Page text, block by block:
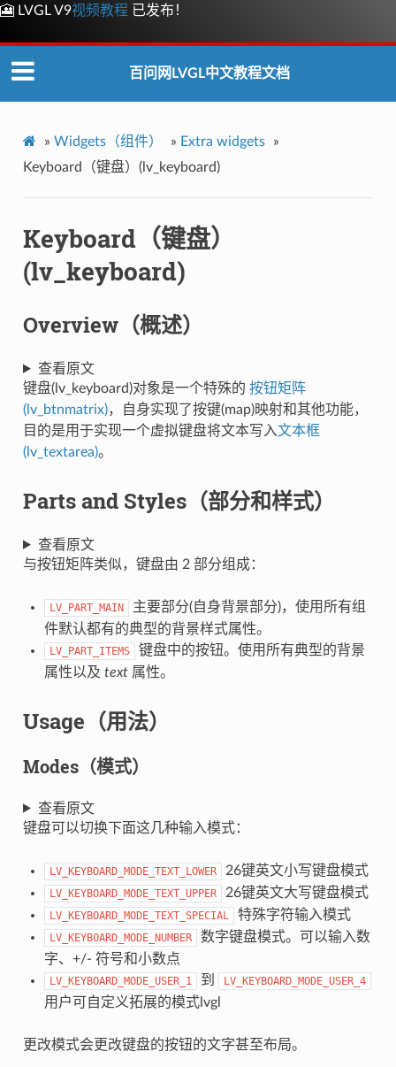
🎦 LVGL V9视频教程 已发布！
百问网LVGL中文教程文档
» Widgets（组件） » Extra widgets
»
Keyboard（键盘）(lv_keyboard)
Keyboard（键盘）
(lv_keyboard)
Overview（概述）
查看原文
键盘(lv_keyboard)对象是一个特殊的 按钮矩阵
(lv_btnmatrix)，自身实现了按键(map)映射和其他功能，
目的是用于实现一个虚拟键盘将文本写入文本框
(lv_textarea)。
Parts and Styles（部分和样式）
查看原文
与按钮矩阵类似，键盘由 2 部分组成：
LV_PART_MAIN
主要部分(自身背景部分)，使用所有组
件默认都有的典型的背景样式属性。
LV_PART_ITEMS
键盘中的按钮。使用所有典型的背景
属性以及 text属性。
Usage（用法）
Modes（模式）
查看原文
键盘可以切换下面这几种输入模式：
LV_KEYBOARD_MODE_TEXT_LOWER 26键英文小写键盘模式
LV_KEYBOARD_MODE_TEXT_UPPER 26键英文大写键盘模式
LV_KEYBOARD_MODE_TEXT_SPECIAL 特殊字符输入模式
LV_KEYBOARD_MODE_NUMBER
数字键盘模式。可以输入数
字、+/- 符号和小数点
LV_KEYBOARD_MODE_USER_1 到 LV_KEYBOARD_MODE_USER_4
用户可自定义拓展的模式lvgl
更改模式会更改键盘的按钮的文字甚至布局。